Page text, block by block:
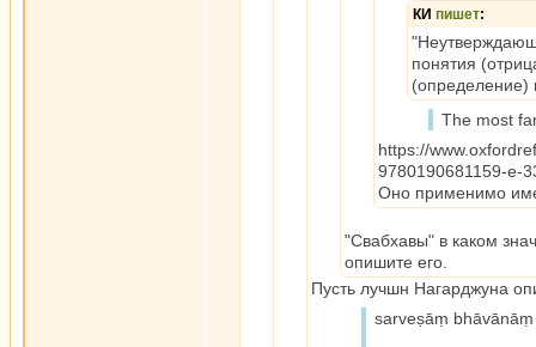
КИ пишет:
понятия
(определение)
The most
https://
9780190681159-e-
Оно применимо
"Свабхавы" в каком
опишите его.
Пусть лучшн Нагарджуна
sarveṣāṃ